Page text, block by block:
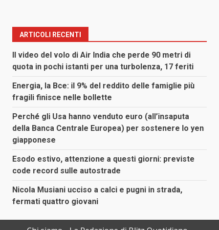
ARTICOLI RECENTI
Il video del volo di Air India che perde 90 metri di
quota in pochi istanti per una turbolenza, 17 feriti
Energia, la Bce: il 9% del reddito delle famiglie più
fragili finisce nelle bollette
Perché gli Usa hanno venduto euro (all’insaputa
della Banca Centrale Europea) per sostenere lo yen
giapponese
Esodo estivo, attenzione a questi giorni: previste
code record sulle autostrade
Nicola Musiani ucciso a calci e pugni in strada,
fermati quattro giovani